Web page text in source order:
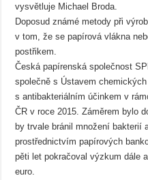
vysvětluje Michael Broda.
Doposud známé metody při
v tom, že se papírová vlákna
postřikem.
Česká papírenská společnost
společně s Ústavem
s antibakteriálním účinkem v
ČR v roce 2015. Záměrem bylo
by trvale bránil množení bakterií
prostřednictvím papírových
pěti let pokračoval výzkum dále
euro.